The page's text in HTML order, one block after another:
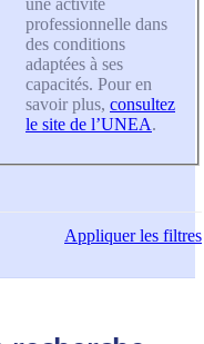
professionnelle dans
des conditions
adaptées à ses
capacités. Pour en
savoir plus, consultez
le site de l’UNEA.
Appliquerles filtres